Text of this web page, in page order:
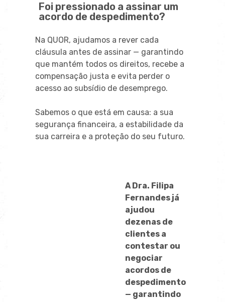
Foi pressionado a assinar um
acordo de despedimento?
Na QUOR, ajudamos a rever cada
cláusula antes de assinar — garantindo
que mantém todos os direitos, recebe a
compensação justa e evita perder o
acesso ao subsídio de desemprego.
Sabemos o que está em causa: a sua
segurança financeira, a estabilidade da
sua carreira e a proteção do seu futuro.
A Dra. Filipa
Fernandes já
ajudou
dezenas de
clientes a
contestar ou
negociar
acordos de
despedimento
— garantindo